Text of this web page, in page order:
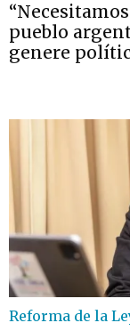
pueblo
genere
Reforma de la